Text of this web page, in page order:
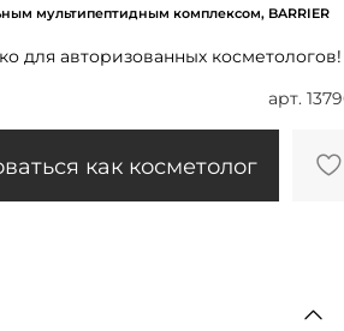
арт.
мультипептидным комплексом, BARRIER
для авторизованных косметологов!
как косметолог